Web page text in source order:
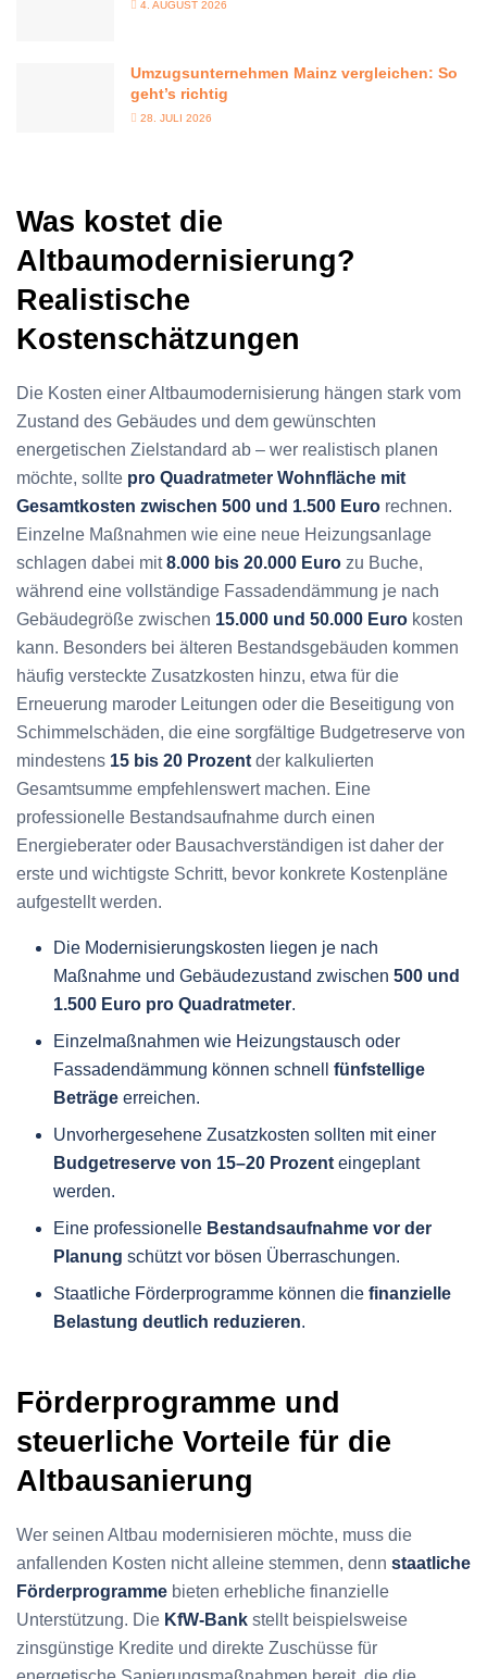
4. AUGUST 2026
Umzugsunternehmen Mainz vergleichen: So
geht’s richtig
28. JULI 2026
Was kostet die
Altbaumodernisierung?
Realistische
Kostenschätzungen
Die Kosten einer Altbaumodernisierung hängen stark vom
Zustand des Gebäudes und dem gewünschten
energetischen Zielstandard ab – wer realistisch planen
möchte, sollte pro Quadratmeter Wohnfläche mit
Gesamtkosten zwischen 500 und 1.500 Euro rechnen.
Einzelne Maßnahmen wie eine neue Heizungsanlage
schlagen dabei mit8.000 bis 20.000 Euro zu Buche,
während eine vollständige Fassadendämmung je nach
Gebäudegröße zwischen 15.000 und 50.000 Euro kosten
kann. Besonders bei älteren Bestandsgebäuden kommen
häufig versteckte Zusatzkosten hinzu, etwa für die
Erneuerung maroder Leitungen oder die Beseitigung von
Schimmelschäden, die eine sorgfältige Budgetreserve von
mindestens 15 bis 20 Prozent der kalkulierten
Gesamtsumme empfehlenswert machen. Eine
professionelle Bestandsaufnahme durch einen
Energieberater oder Bausachverständigen ist daher der
erste und wichtigste Schritt, bevor konkrete Kostenpläne
aufgestellt werden.
Die Modernisierungskosten liegen je nach
Maßnahme und Gebäudezustand zwischen500 und
1.500 Euro pro Quadratmeter.
Einzelmaßnahmen wie Heizungstausch oder
Fassadendämmung können schnellfünfstellige
Beträge erreichen.
Unvorhergesehene Zusatzkosten sollten mit einer
Budgetreserve von 15–20 Prozent eingeplant
werden.
Eine professionelle Bestandsaufnahme vor der
Planung schützt vor bösen Überraschungen.
Staatliche Förderprogramme können diefinanzielle
Belastung deutlich reduzieren.
Förderprogramme und
steuerliche Vorteile für die
Altbausanierung
Wer seinen Altbau modernisieren möchte, muss die
anfallenden Kosten nicht alleine stemmen, denn staatliche
Förderprogramme bieten erhebliche finanzielle
Unterstützung. Die KfW-Bank stellt beispielsweise
zinsgünstige Kredite und direkte Zuschüsse für